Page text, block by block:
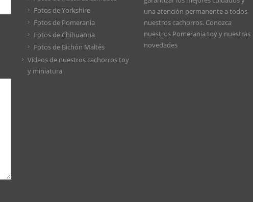
Fotos de Yorkshire
Fotos de Pomerania
Fotos de Chihuahua
Fotos de Bichón Maltés
Vídeos de nuestros cachorros toy
y miniatura
una atención permanente a todos
nuestros cachorros. Conozca
nuestros Pomerania toyy nuestras
novedades